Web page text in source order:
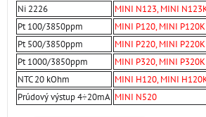
Ni 2226
MINI N123, MINI
Pt 100/3850ppm
MINI P120, MINI P120K
Pt 500/3850ppm
MINI P220, MINI P220K
Pt 1000/3850ppm
MINI P320, MINI P320K
NTC 20 kOhm
MINI H120, MINI
Prúdový výstup 4÷20mA MINI N520